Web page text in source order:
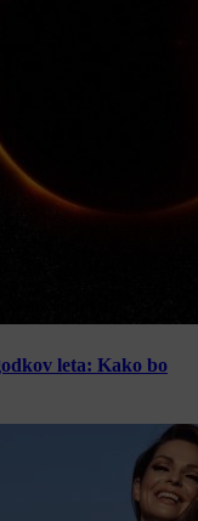
leta: Kako bo